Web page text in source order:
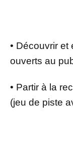
• Découvrir
ouverts au
• Partir à la
(jeu de piste